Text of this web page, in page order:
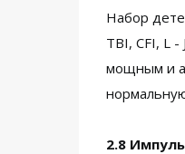
Набор
TBI, CFI, L
мощным и
2.8